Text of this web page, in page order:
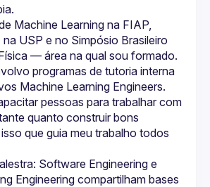
Machine Learning na FIAP,
USP e no Simpósio Brasileiro
— área na qual sou formado.
programas de tutoria interna
Machine Learning Engineers.
pessoas para trabalhar com
quanto construir bons
que guia meu trabalho todos
Software Engineering e
Engineering compartilham bases